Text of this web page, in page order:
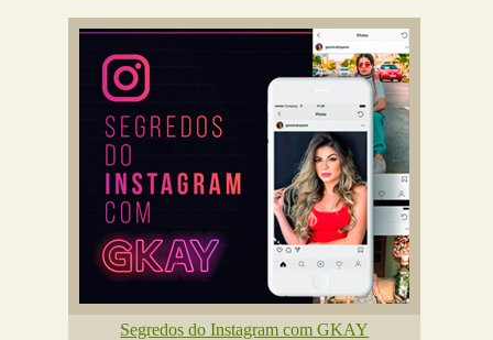
Segredos do Instagram com GKAY